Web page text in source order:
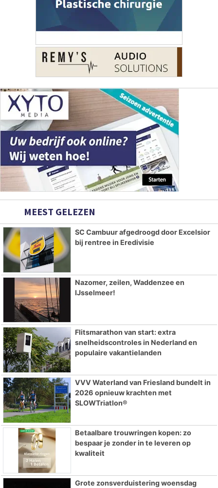
MEEST GELEZEN
SC Cambuur afgedroogd door Excelsior
bij rentree in Eredivisie
Nazomer, zeilen, Waddenzee en
IJsselmeer!
Flitsmarathon van start: extra
snelheidscontroles in Nederland en
populaire vakantielanden
VVV Waterland van Friesland bundelt in
2026 opnieuw krachten met
SLOWTriatlon®
Betaalbare trouwringen kopen: zo
bespaar je zonder in te leveren op
kwaliteit
Grote zonsverduistering woensdag